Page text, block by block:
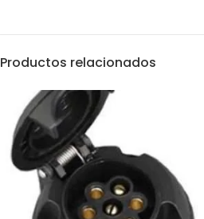
Productos relacionados